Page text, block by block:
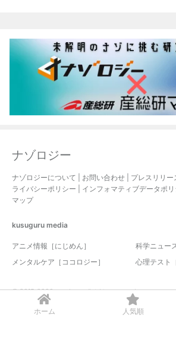
ホーム 人気順
ナゾロジー
ナゾロジーについて お問い合わせ プレスリリー
ライバシーポリシー
インフォマティブデータポリ
マップ
kusuguru media
アニメ情報［にじめん］
科学ニュー
メンタルケア［ココロジー］
心理テスト
© 2017-2026 nazology. all rights reserved.